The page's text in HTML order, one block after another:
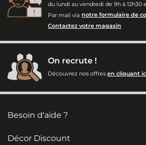
du lundi au vendredi de 9h à 12h30
Par mail via notre formulaire de
Contactez votre magasin
On recrute !
Découvrez nos offres en cliquant
Besoin d'aide ?
Décor Discount